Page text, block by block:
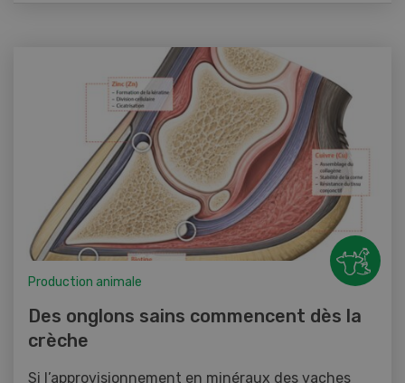
Production animale
Des onglons sains commencent dès la
crèche
Si l’approvisionnement en minéraux des vaches